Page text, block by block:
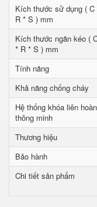
Kích thước sử dụng ( C
R * S ) mm
Kích thước ngăn kéo (
* R * S ) mm
Tính năng
Khả năng chống cháy
Hệ thống khóa liên hoàn
thông minh
Thương hiệu
Bảo hành
Chi tiết sản phẩm